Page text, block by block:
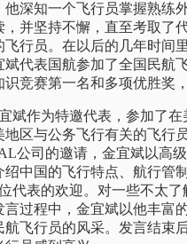
他深知一个飞行员掌握熟练
，并坚持不懈，直至考取了
飞行员。在以后的几年时间
斌代表国航参加了全国民
竞赛第一名和多项优胜奖
斌作为特邀代表，参加了
地区与公务飞行有关的飞行
公司的邀请，金宜斌以高
绍中国的飞行特点、航行管
代表的欢迎。对一些不太
言过程中，金宜斌以他丰富
航飞行员的风采。发言结束